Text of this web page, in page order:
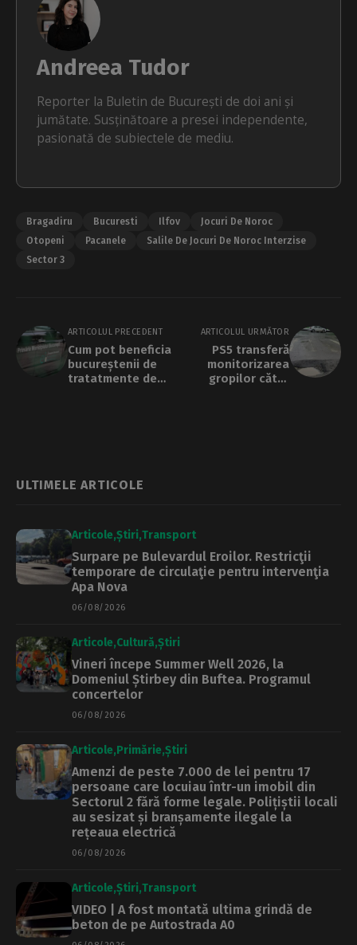
Andreea Tudor
Reporter la Buletin de București de doi ani și
jumătate. Susținătoare a presei independente,
pasionată de subiectele de mediu.
Bragadiru Bucuresti Ilfov
Jocuri De Noroc
Otopeni
Pacanele
Salile De Jocuri De Noroc Interzise
Sector 3
ARTICOLUL PRECEDENT
Cum pot beneficia
bucureștenii de
tratatmente de
ARTICOLUL URMĂTOR
PS5 transferă
monitorizarea
gropilor către
ULTIMELE ARTICOLE
Articole Știri Transport
Surpare pe Bulevardul Eroilor. Restricţii
temporare de circulaţie pentru intervenţia
Apa Nova
06/08/2026
Articole Cultură Știri
Vineri începe Summer Well 2026, la
Domeniul Știrbey din Buftea. Programul
concertelor
06/08/2026
Articole Primărie Știri
Amenzi de peste 7.000 de lei pentru 17
persoane care locuiau într-un imobil din
Sectorul 2 fără forme legale. Polițiștii locali
au sesizat și branșamente ilegale la
rețeaua electrică
06/08/2026
Articole Știri Transport
VIDEO | A fost montată ultima grindă de
beton de pe Autostrada A0